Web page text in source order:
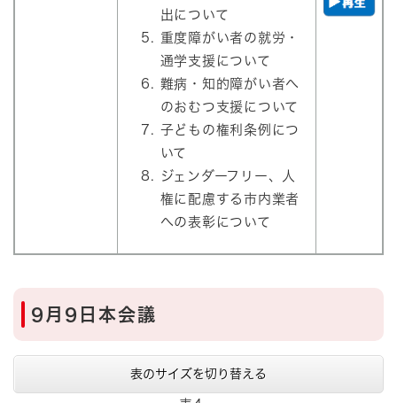
出について
重度障がい者の就労・
通学支援について
難病・知的障がい者へ
のおむつ支援について
子どもの権利条例につ
いて
ジェンダーフリー、人
権に配慮する市内業者
への表彰について
9月9日本会議
表のサイズを切り替える